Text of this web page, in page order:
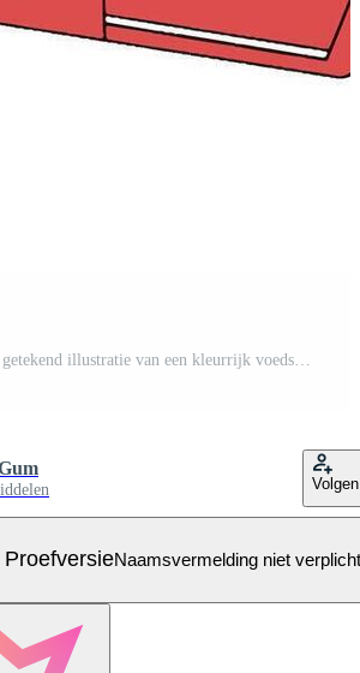
Volgen
Naamsvermelding niet verplicht